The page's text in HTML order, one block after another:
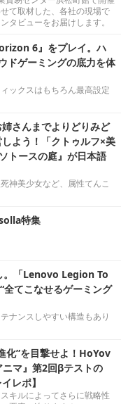
て取材した、各社の現場で
タビューをお届けします。
6』をプレイ。ハ
ドゲーミングの底力を体
ックスはもちろん最高設定
さんまでよりどりみど
よう！「クトゥルフ×美
トースの庭』が日本語
神美少女など、属性てんこ
特集
。「Lenovo Legion To
てこなせるゲーミング
ナンスしやすい構造もあり
化”を目撃せよ！HoYov
マ』第2回βテストの
レポ】
キルによってさらに戦略性